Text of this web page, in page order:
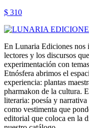
$ 310
En Lunaria Ediciones nos
lectores y los discursos
experimentación con
Etnósfera abrimos el
experiencia: plantas
pharmakon de la cultura.
literaria: poesía y
como vestimenta que
editorial que coloca en la